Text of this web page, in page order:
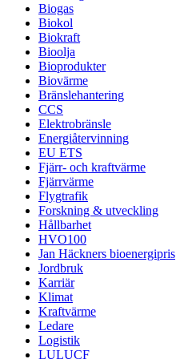
Biogas
Biokol
Biokraft
Bioolja
Bioprodukter
Biovärme
Bränslehantering
CCS
Elektrobränsle
Energiåtervinning
EU ETS
Fjärr- och kraftvärme
Fjärrvärme
Flygtrafik
Forskning & utveckling
Hållbarhet
HVO100
Jan Häckners bioenergipris
Jordbruk
Karriär
Klimat
Kraftvärme
Ledare
Logistik
LULUCF